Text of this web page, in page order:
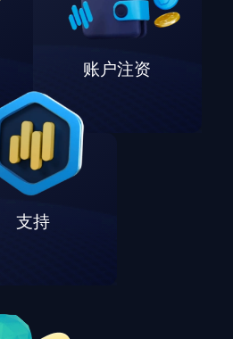
账户注资
支持